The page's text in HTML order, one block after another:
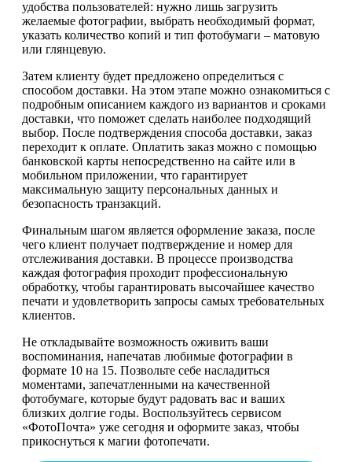
удобства пользователей: нужно лишь загрузить
желаемые фотографии, выбрать необходимый формат,
указать количество копий и тип фотобумаги – матовую
или глянцевую.
Затем клиенту будет предложено определиться с
способом доставки. На этом этапе можно ознакомиться с
подробным описанием каждого из вариантов и сроками
доставки, что поможет сделать наиболее подходящий
выбор. После подтверждения способа доставки, заказ
переходит к оплате. Оплатить заказ можно с помощью
банковской карты непосредственно на сайте или в
мобильном приложении, что гарантирует
максимальную защиту персональных данных и
безопасность транзакций.
Финальным шагом является оформление заказа, после
чего клиент получает подтверждение и номер для
отслеживания доставки. В процессе производства
каждая фотография проходит профессиональную
обработку, чтобы гарантировать высочайшее качество
печати и удовлетворить запросы самых требовательных
клиентов.
Не откладывайте возможность оживить ваши
воспоминания, напечатав любимые фотографии в
формате 10 на 15. Позвольте себе насладиться
моментами, запечатленными на качественной
фотобумаге, которые будут радовать вас и ваших
близких долгие годы. Воспользуйтесь сервисом
«ФотоПочта» уже сегодня и оформите заказ, чтобы
прикоснуться к магии фотопечати.